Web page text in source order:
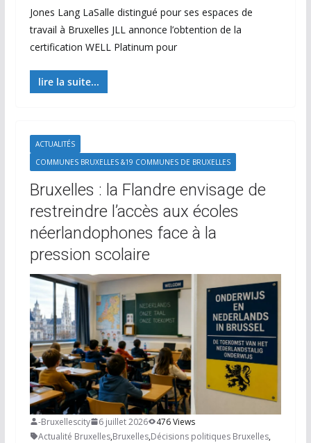
Jones Lang LaSalle distingué pour ses espaces de
travail à Bruxelles JLL annonce l’obtention de la
certification WELL Platinum pour
lire la suite...
ACTUALITÉS
COMMUNES BRUXELLES &19 COMMUNES DE BRUXELLES
Bruxelles : la Flandre envisage de
restreindre l’accès aux écoles
néerlandophones face à la
pression scolaire
-Bruxellescity 6 juillet 2026
476 Views
Actualité Bruxelles,Bruxelles,Décisions politiques Bruxelles,